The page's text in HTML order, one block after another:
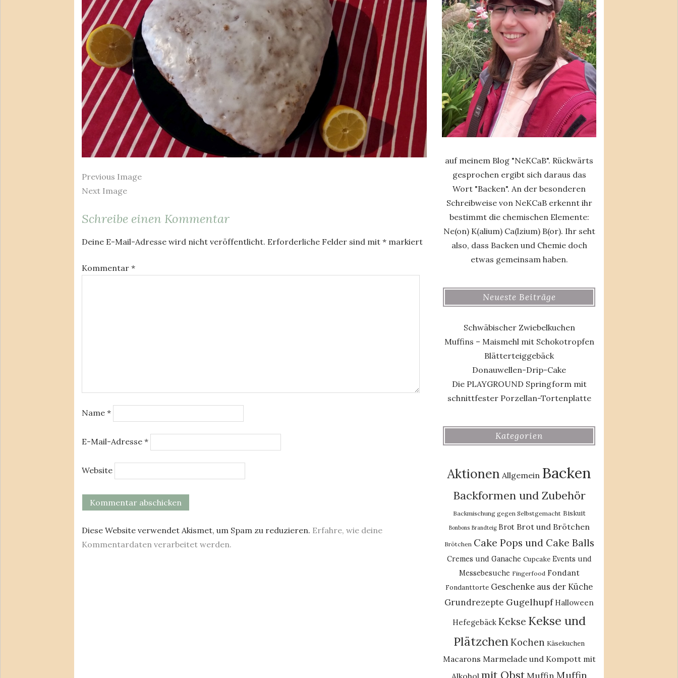
Previous Image
Next Image
Schreibe einen Kommentar
Deine E-Mail-Adresse wird nicht veröffentlicht. Erforderliche Felder sind mit * markiert
Kommentar *
Name *
E-Mail-Adresse *
Website
Diese Website verwendet Akismet, um Spam zu reduzieren. Erfahre, wie deine
Kommentardaten verarbeitet werden.
auf meinem Blog "NeKCaB". Rückwärts
gesprochen ergibt sich daraus das
Wort "Backen". An der besonderen
Schreibweise von NeKCaB erkennt ihr
bestimmt die chemischen Elemente:
Ne(on) K(alium) Ca(lzium) B(or). Ihr seht
also, dass Backen und Chemie doch
etwas gemeinsam haben.
Neueste Beiträge
Schwäbischer Zwiebelkuchen
Muffins – Maismehl mit Schokotropfen
Blätterteiggebäck
Donauwellen-Drip-Cake
Die PLAYGROUND Springform mit
schnittfester Porzellan-Tortenplatte
Kategorien
Aktionen Allgemein Backen
Backformen und Zubehör
Backmischung gegen Selbstgemacht Biskuit
Bonbons Brandteig Brot Brot und Brötchen
Brötchen Cake Pops und Cake Balls
Cremes und Ganache Cupcake Events und
Messebesuche Fingerfood Fondant
Fondanttorte Geschenke aus der Küche
Grundrezepte Gugelhupf Halloween
Hefegebäck Kekse Kekse und
PlätzchenKochen Käsekuchen
Macarons Marmelade und Kompott mit
Alkohol mit Obst Muffin